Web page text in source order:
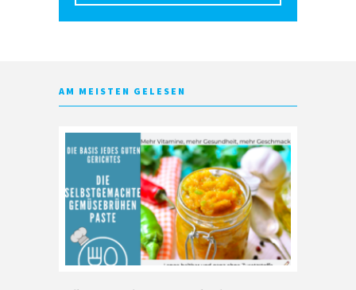
AM MEISTEN GELESEN